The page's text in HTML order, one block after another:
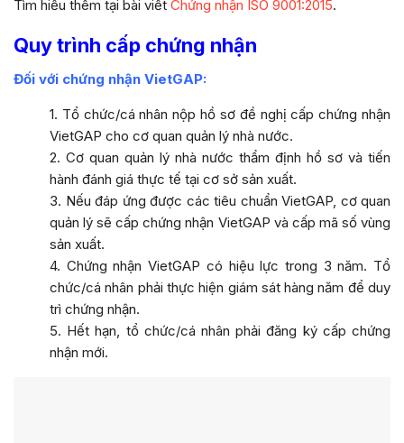
Tìm hiểu thêm tại bài viết Chứng nhận ISO 9001:2015.
Quy trình cấp chứng nhận
Đối với chứng nhận VietGAP:
1. Tổ chức/cá nhân nộp hồ sơ đề nghị cấp chứng nhận
VietGAP cho cơ quan quản lý nhà nước.
2. Cơ quan quản lý nhà nước thẩm định hồ sơ và tiến
hành đánh giá thực tế tại cơ sở sản xuất.
3. Nếu đáp ứng được các tiêu chuẩn VietGAP, cơ quan
quản lý sẽ cấp chứng nhận VietGAP và cấp mã số vùng
sản xuất.
4. Chứng nhận VietGAP có hiệu lực trong 3 năm. Tổ
chức/cá nhân phải thực hiện giám sát hàng năm để duy
trì chứng nhận.
5. Hết hạn, tổ chức/cá nhân phải đăng ký cấp chứng
nhận mới.